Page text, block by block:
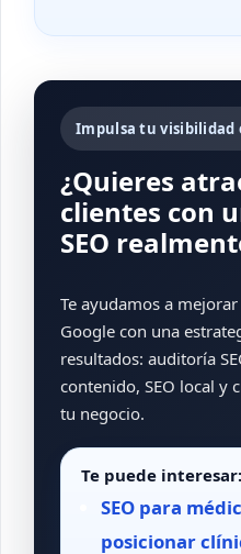
Impulsa tu visibilidad
¿Quieres
clientes con
SEO
Te ayudamos a
Google con una
resultados: auditoría
contenido, SEO local y
tu negocio.
Te puede interesar:
SEO para
posicionar